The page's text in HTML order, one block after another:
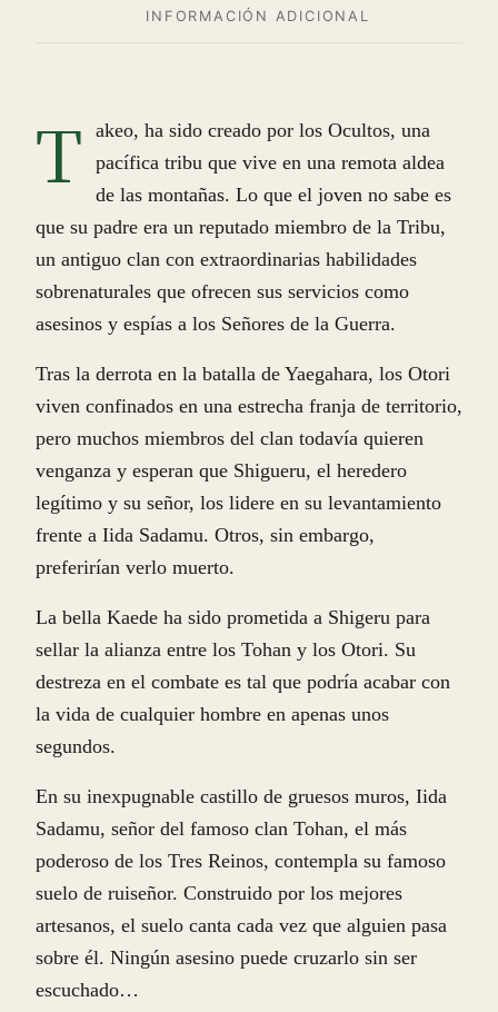
INFORMACIÓN ADICIONAL
T
akeo, ha sido creado por los Ocultos, una
pacífica tribu que vive en una remota aldea
de las montañas. Lo que el joven no sabe es
que su padre era un reputado miembro de la Tribu,
un antiguo clan con extraordinarias habilidades
sobrenaturales que ofrecen sus servicios como
asesinos y espías a los Señores de la Guerra.
Tras la derrota en la batalla de Yaegahara, los Otori
viven confinados en una estrecha franja de territorio,
pero muchos miembros del clan todavía quieren
venganza y esperan que Shigueru, el heredero
legítimo y su señor, los lidere en su levantamiento
frente a Iida Sadamu. Otros, sin embargo,
preferirían verlo muerto.
La bella Kaede ha sido prometida a Shigeru para
sellar la alianza entre los Tohan y los Otori. Su
destreza en el combate es tal que podría acabar con
la vida de cualquier hombre en apenas unos
segundos.
En su inexpugnable castillo de gruesos muros, Iida
Sadamu, señor del famoso clan Tohan, el más
poderoso de los Tres Reinos, contempla su famoso
suelo de ruiseñor. Construido por los mejores
artesanos, el suelo canta cada vez que alguien pasa
sobre él. Ningún asesino puede cruzarlo sin ser
escuchado…